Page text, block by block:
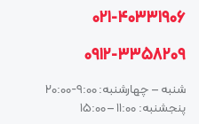
021-40331906
0912-3358209
شنبه – چهارشنبه: 9:00-20:00
پنجشنبه: 11:00 – 15:00